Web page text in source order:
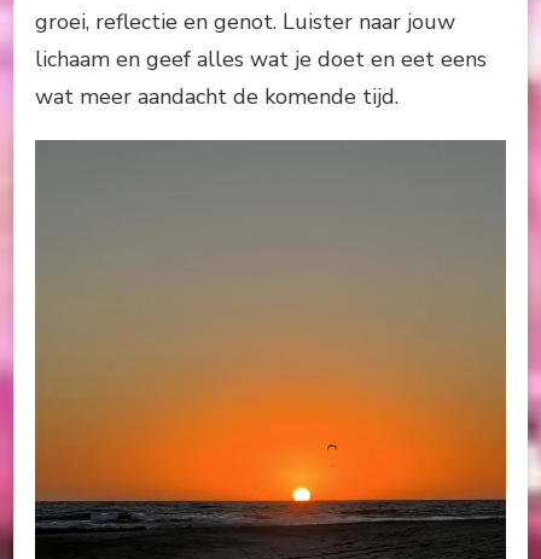
groei, reflectie en genot. Luister naar jouw
lichaam en geef alles wat je doet en eet eens
wat meer aandacht de komende tijd.